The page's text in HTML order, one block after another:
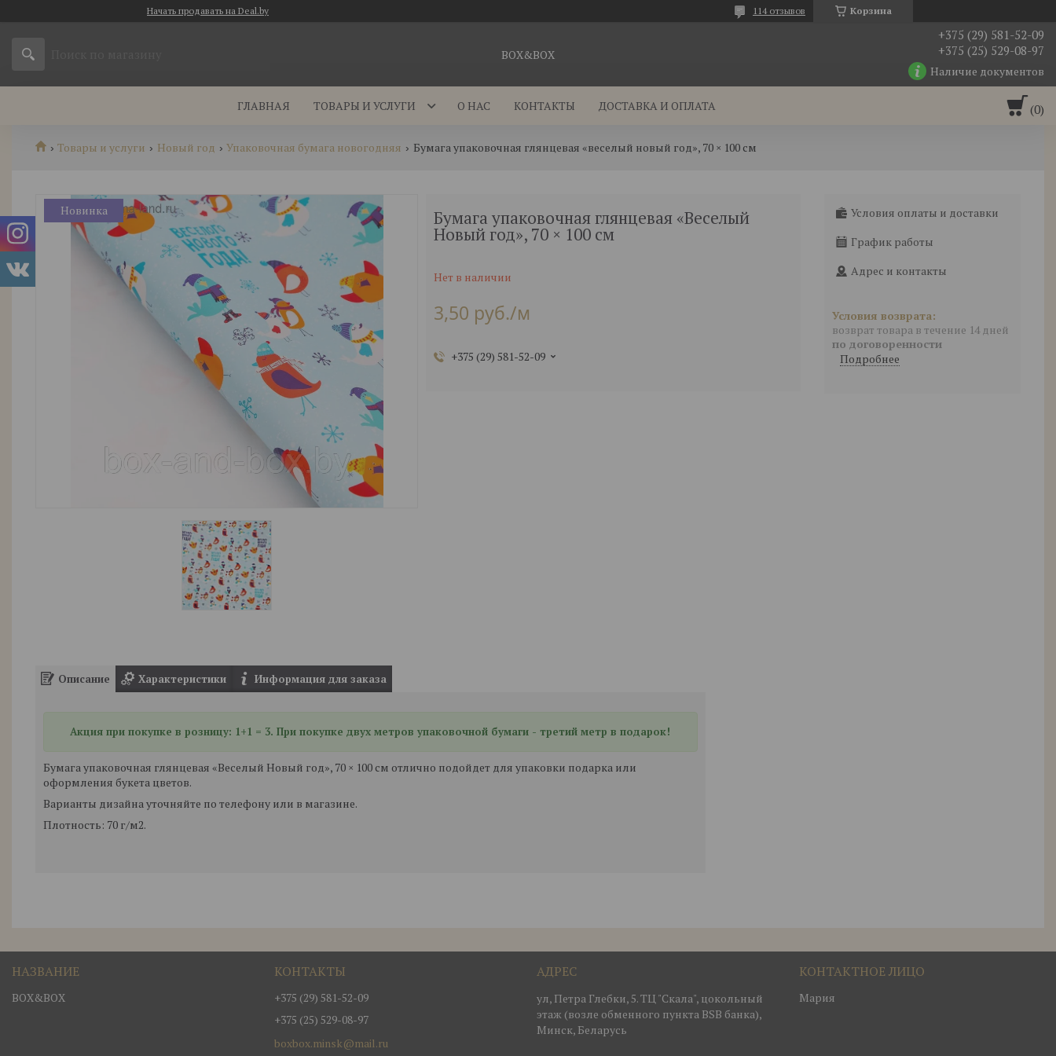
Начать продавать на Deal.by Корзина
114 отзывов
BOX&BOX
+375 (29) 581-52-09
+375 (25) 529-08-97
Наличие документов
ГЛАВНАЯ ТОВАРЫ И УСЛУГИ О НАС КОНТАКТЫ ДОСТАВКА И ОПЛАТА
Товары и услуги Новый год Упаковочная бумага новогодняя Бумага упаковочная глянцевая «веселый новый год», 70 × 100 см
Новинка Бумага упаковочная глянцевая «Веселый
Новый год», 70 × 100 см
Нет в наличии
3,50 руб./м
+375 (29) 581-52-09
Условия оплаты и доставки
График работы
Адрес и контакты
возврат товара в течение 14 дней
по договоренности
Подробнее
Описание Характеристики Информация для заказа
Акция при покупке в розницу: 1+1 = 3. При покупке двух метров упаковочной бумаги - третий метр в подарок!
Бумага упаковочная глянцевая «Веселый Новый год», 70 × 100 см отлично подойдет для упаковки подарка или
оформления букета цветов.
Варианты дизайна уточняйте по телефону или в магазине.
Плотность: 70 г/м2.
BOX&BOX
+375 (29) 581-52-09
+375 (25) 529-08-97
boxbox.minsk@mail.ru
ул, Петра Глебки, 5. ТЦ "Скала", цокольный
этаж (возле обменного пункта BSB банка),
Минск, Беларусь
Мария